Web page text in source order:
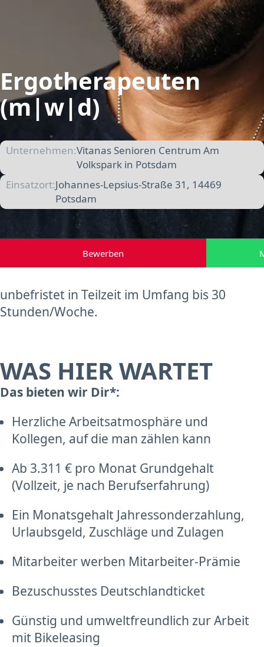
Ergotherapeuten
(m|w|d)
Unternehmen:Vitanas Senioren Centrum Am
Volkspark in Potsdam
Einsatzort:Johannes-Lepsius-Straße 31, 14469
Potsdam
Bewerben
unbefristet in Teilzeit im Umfang bis 30
Stunden/Woche.
WAS HIER WARTET
Das bieten wir Dir*:
Herzliche Arbeitsatmosphäre und
Kollegen, auf die man zählen kann
Ab 3.311 € pro Monat Grundgehalt
(Vollzeit, je nach Berufserfahrung)
Ein Monatsgehalt Jahressonderzahlung,
Urlaubsgeld, Zuschläge und Zulagen
Mitarbeiter werben Mitarbeiter-Prämie
Bezuschusstes Deutschlandticket
Günstig und umweltfreundlich zur Arbeit
mit Bikeleasing